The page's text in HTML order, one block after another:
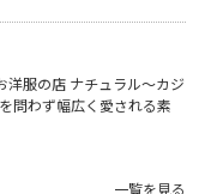
洋服の店 ナチュラル〜カジ
問わず幅広く愛される素
一覧を見る